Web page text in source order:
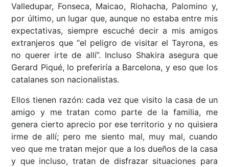
Valledupar, Fonseca, Maicao, Riohacha, Palomino y,
por último, un lugar que, aunque no estaba entre mis
expectativas, siempre escuché decir a mis amigos
extranjeros que “el peligro de visitar el Tayrona, es
no querer irte de allí”. Incluso Shakira asegura que
Gerard Piqué, lo preferiría a Barcelona, y eso que los
catalanes son nacionalistas.
Ellos tienen razón: cada vez que visito la casa de un
amigo y me tratan como parte de la familia, me
genera cierto aprecio por ese territorio y no quisiera
irme de allí; pero me siento mal, muy mal, cuando
veo que me tratan mejor que a los dueños de la casa
y que incluso, tratan de disfrazar situaciones para